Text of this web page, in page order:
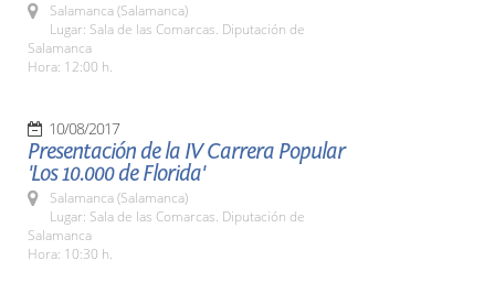
Salamanca (Salamanca)
Lugar: Sala de las Comarcas. Diputación de
Salamanca
Hora: 12:00 h.
10/08/2017
Presentación de la IV Carrera Popular
'Los 10.000 de Florida'
Salamanca (Salamanca)
Lugar: Sala de las Comarcas. Diputación de
Salamanca
Hora: 10:30 h.